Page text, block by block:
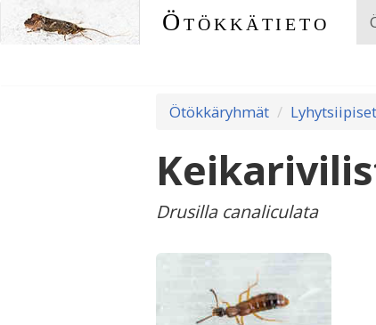
Ötökkätieto
Ötökkäryhmät Lyhytsiipiset
Drusilla canaliculata